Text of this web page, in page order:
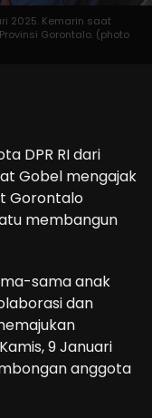
2025. Kemarin saat
Gorontalo. (photo
DPR RI dari
Gobel mengajak
Gorontalo
membangun
sama anak
dan
9 Januari
anggota